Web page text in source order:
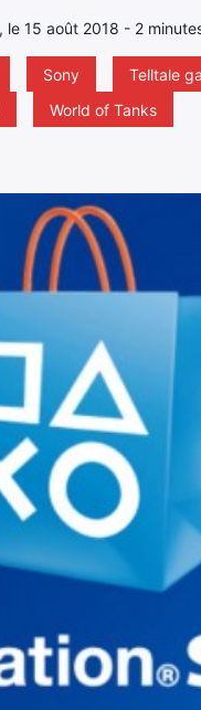
le 15 août 2018 - 2
Sony
Telltale
World of Tanks